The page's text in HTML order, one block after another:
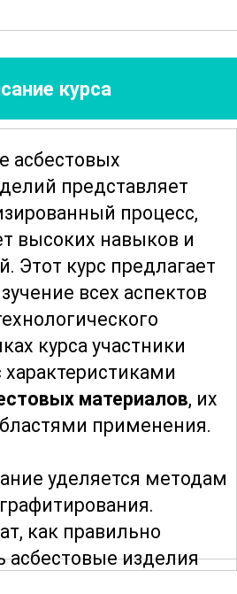
курса
асбестовых
представляет
процесс,
высоких навыков и
Этот курс предлагает
всех аспектов
курса участники
характеристиками
материалов, их
применения.
уделяется методам
как правильно
асбестовые изделия